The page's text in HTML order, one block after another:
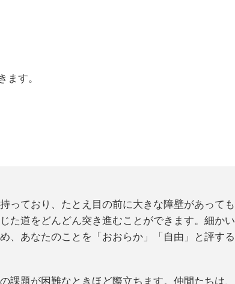
ます。
っており、たとえ目の前に大きな障壁があっても
た道をどんどん突き進むことができます。細かい
、あなたのことを「おおらか」「自由」と評する
課題が困難なときほど際立ちます。仲間たちは、